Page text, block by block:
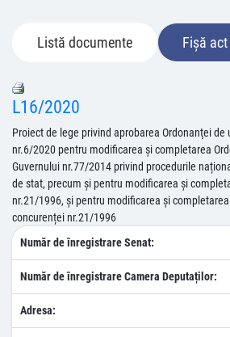
Listă documente Fișă act
L16/2020
Proiect de lege privind aprobarea Ordonanţei de
nr.6/2020 pentru modificarea și completarea
Guvernului nr.77/2014 privind procedurile
de stat, precum și pentru modificarea și
nr.21/1996, și pentru modificarea și
concurenței nr.21/1996
Număr de înregistrare Senat:
Număr de înregistrare Camera Deputaților:
Adresa: